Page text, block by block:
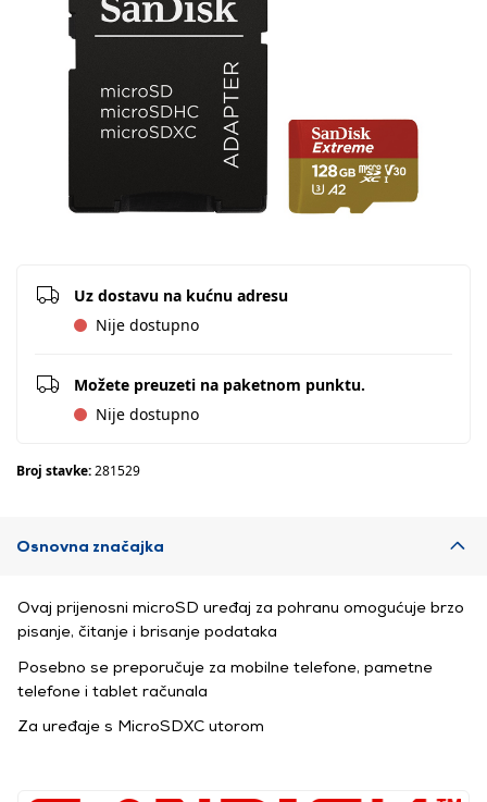
Uz dostavu na kućnu adresu
Nije dostupno
Možete preuzeti na paketnom punktu.
Nije dostupno
Broj stavke:281529
Osnovna značajka
Ovaj prijenosni microSD uređaj za pohranu omogućuje brzo
pisanje, čitanje i brisanje podataka
Posebno se preporučuje za mobilne telefone, pametne
telefone i tablet računala
Za uređaje s MicroSDXC utorom